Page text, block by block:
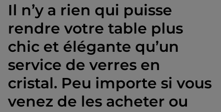
Il n’y a rien qui puisse
rendre votre table plus
chic et élégante qu’un
service de verres en
cristal. Peu importe si vous
venez de les acheter ou